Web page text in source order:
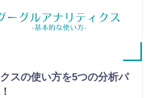
スの使い方を5つの分析パ